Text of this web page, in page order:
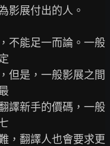
影展付出的人。
不能足一而論。一般
但是，一般影展之間
譯新手的價碼，一般
，翻譯人也會要求更